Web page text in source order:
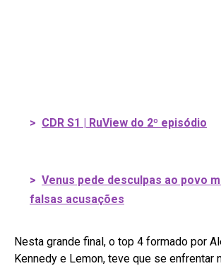
> CDR S1 | RuView do 2º episódio
> Venus pede desculpas ao povo
falsas acusações
Nesta grande final, o top 4 formado por
Kennedy e Lemon, teve que se enfrentar